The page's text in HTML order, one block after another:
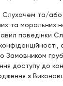
Слухачем та/або
та моральних
поведінки
Замовником
доступу до
з